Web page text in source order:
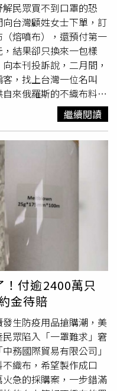
民眾買不到口罩的恐
台灣顧姓女士下單，訂
熔噴布），還預付第一
結果卻只換來一包樣
本刊投訴說，二月間，
，找上台灣一位名叫
自來俄羅斯的不織布料
好約一個禮拜就能出
預訂一萬噸不織布，每
方並協議先付一半訂
指出，
中務公司
一張空運貨物清單給
會在3月20日送達廣州
像普通的職業中年婦
訂購俄羅斯的熔噴布，
者提供）直到當天，
白雲機場取貨時，現場
答案還是一樣，根本沒
司 上下至此恍然大悟。
便問：「有什麼事？」
高音量回應：「沒有！
未多做解釋。
繼續閱讀
付逾2400萬只
金待賠
生防疫用品搶購潮，美
眾陷入「一罩難求」窘
務國際貿易有限公司」
織布，希望製作成口
急的採購案，一步錯滿